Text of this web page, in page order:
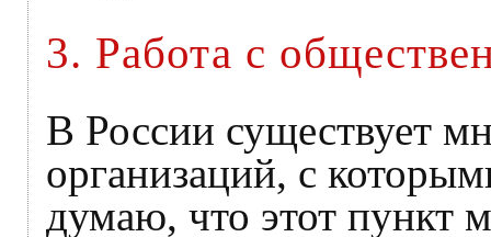
3. Работа с
В России существует
организаций, с
думаю, что этот пункт